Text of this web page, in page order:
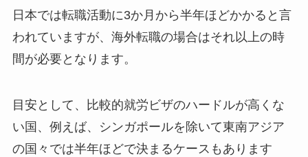
日本では転職活動に3か月から半年ほどかかると言
われていますが、海外転職の場合はそれ以上の時
間が必要となります。
目安として、比較的就労ビザのハードルが高くな
い国、例えば、シンガポールを除いて東南アジア
の国々では半年ほどで決まるケースもあります